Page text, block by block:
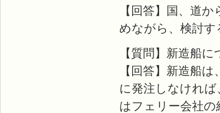
【回答】国、道
めながら、検討す
【質問】新造船
【回答】新造船
に発注しなけれ
はフェリー会社